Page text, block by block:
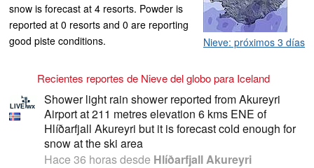
Nieve: próximos 3 días
snow is forecast at 4 resorts. Powder is
reported at 0 resorts and 0 are reporting
good piste conditions.
Recientes reportes de Nieve del globo para Iceland
Shower light rain shower reported from Akureyri
Airport at 211 metres elevation 6 kms ENE of
Hlíðarfjall Akureyri but it is forecast cold enough for
snow at the ski area
Hace 36 horasdesde Hlíðarfjall Akureyri